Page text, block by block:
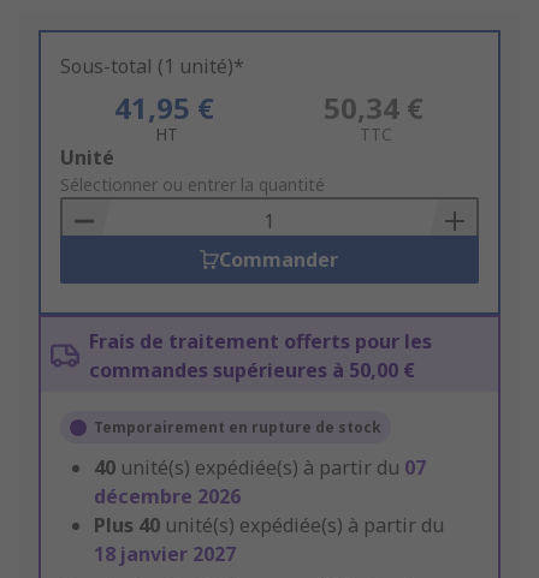
Sous-total (1 unité)*
41,95 €
HT
50,34 €
TTC
Add
to
Basket
Unité
Sélectionner ou entrer la quantité
Commander
Frais de traitement offerts pour les
commandes supérieures à 50,00 €
Temporairement en rupture de stock
40 unité(s) expédiée(s) à partir du 07
décembre 2026
Plus 40 unité(s) expédiée(s) à partir du
18 janvier 2027